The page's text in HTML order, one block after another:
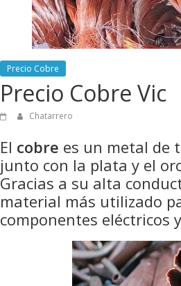
Precio Cobre
Precio Cobre Vic
Chatarrero
El cobre es un metal de
junto con la plata y el
Gracias a su alta
material más utilizado
componentes eléctricos